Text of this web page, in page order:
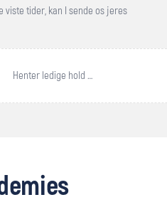
tider, kan I sende os jeres
Henter ledige hold …